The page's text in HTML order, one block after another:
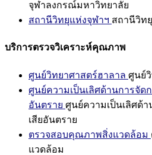
จุฬาลงกรณ์มหาวิทยาลัย
สถานีวิทยุแห่งจุฬาฯ สถานีวิท
บริการตรวจวิเคราะห์คุณภาพ
ศูนย์วิทยาศาสตร์ฮาลาล ศูนย์
ศูนย์ความเป็นเลิศด้านการจัด
อันตราย ศูนย์ความเป็นเลิศด้
เสียอันตราย
ตรวจสอบคุณภาพสิ่งแวดล้อม
แวดล้อม